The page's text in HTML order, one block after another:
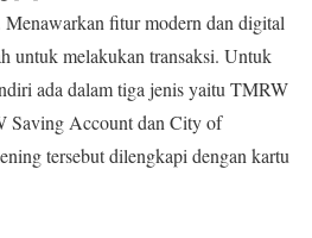
fitur modern dan digital
untuk melakukan transaksi. Untuk
ada dalam tiga jenis yaitu TMRW
Saving Account dan City of
tersebut dilengkapi dengan kartu